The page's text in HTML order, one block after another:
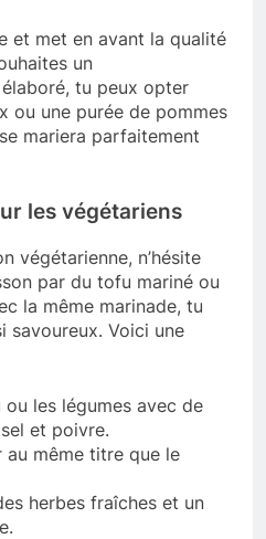
et met en avant la qualité
un
tu peux opter
ou une purée de pommes
mariera parfaitement
les végétariens
végétarienne, n’hésite
par du tofu mariné ou
la même marinade, tu
savoureux. Voici une
les légumes avec de
et poivre.
au même titre que le
herbes fraîches et un